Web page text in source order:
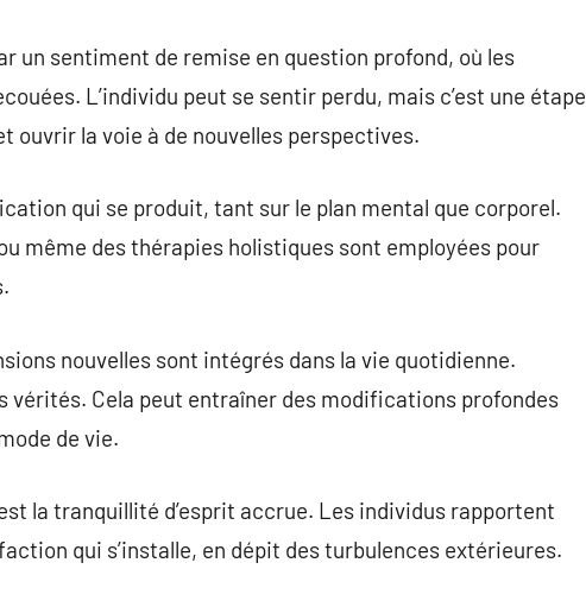
un sentiment de remise en question profond, où les
L’individu peut se sentir perdu, mais c’est une étape
la voie à de nouvelles perspectives.
qui se produit, tant sur le plan mental que corporel.
même des thérapies holistiques sont employées pour
nouvelles sont intégrés dans la vie quotidienne.
vérités. Cela peut entraîner des modifications profondes
de vie.
la tranquillité d’esprit accrue. Les individus rapportent
qui s’installe, en dépit des turbulences extérieures.